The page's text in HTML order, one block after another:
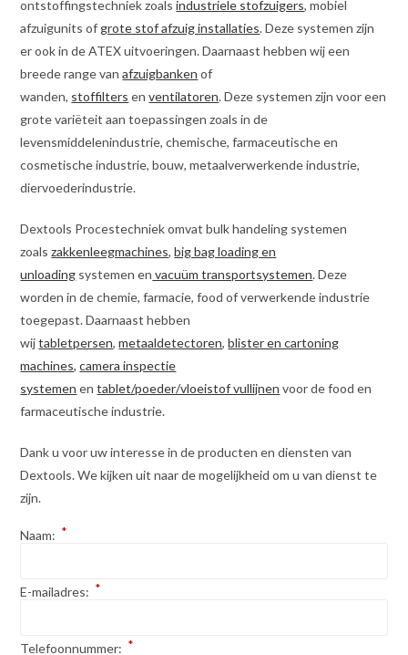
ontstoffingstechniek zoalsindustriele stofzuigers, mobiel
afzuigunits of grote stof afzuig installaties. Deze systemen zijn
er ook in de ATEX uitvoeringen. Daarnaast hebben wij een
breede range vanafzuigbanken of
wanden, stoffilters enventilatoren. Deze systemen zijn voor een
grote variëteit aan toepassingen zoals in de
levensmiddelenindustrie, chemische, farmaceutische en
cosmetische industrie, bouw, metaalverwerkende industrie,
diervoederindustrie.
Dextools Procestechniek omvat bulk handeling systemen
zoalszakkenleegmachines,big bag loading en
unloading systemen en vacuüm transportsystemen. Deze
worden in de chemie, farmacie, food of verwerkende industrie
toegepast. Daarnaast hebben
wijtabletpersen,metaaldetectoren,blister en cartoning
machines, camera inspectie
systemen entablet/poeder/vloeistof vullijnen voor de food en
farmaceutische industrie.
Dank u voor uw interesse in de producten en diensten van
Dextools. We kijken uit naar de mogelijkheid om u van dienst te
zijn.
Naam: *
E-mailadres: *
Telefoonnummer: *